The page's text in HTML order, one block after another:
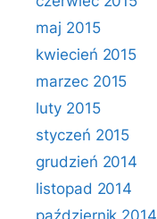
maj 2015
kwiecień 2015
marzec 2015
luty 2015
styczeń 2015
grudzień 2014
listopad 2014
październik 2014